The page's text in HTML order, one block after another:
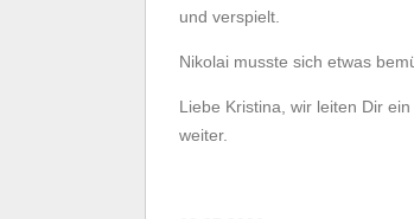
und verspielt.
Nikolai musste sich etwas
Liebe Kristina, wir leiten Dir
weiter.